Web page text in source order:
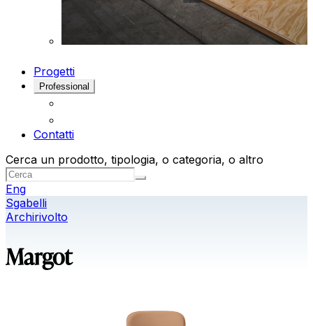
Progetti
Professional
Contatti
Cerca un prodotto, tipologia, o categoria, o altro
Eng
Sgabelli
Archirivolto
Margot